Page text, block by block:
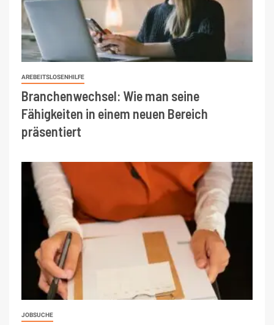
AREBEITSLOSENHILFE
Branchenwechsel: Wie man seine
Fähigkeiten in einem neuen Bereich
präsentiert
JOBSUCHE